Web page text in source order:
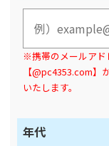
※携帯のメールアド
【@pc4353.com
いたします。
年代